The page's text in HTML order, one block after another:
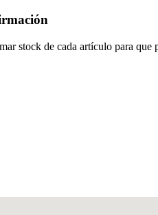
stock de cada artículo para que